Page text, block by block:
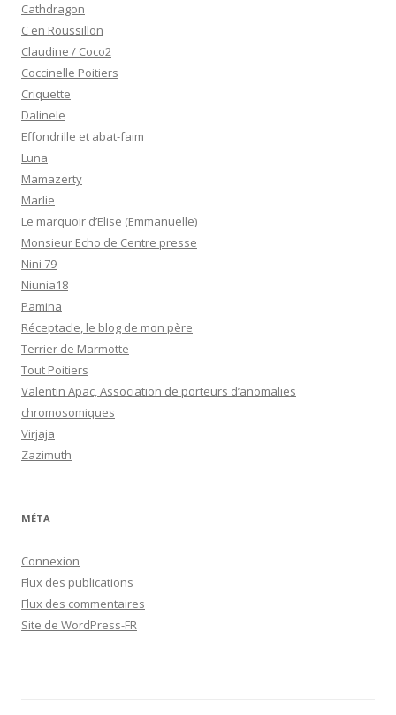
Cathdragon
C en Roussillon
Claudine / Coco2
Coccinelle Poitiers
Criquette
Dalinele
Effondrille et abat-faim
Luna
Mamazerty
Marlie
Le marquoir d’Elise (Emmanuelle)
Monsieur Echo de Centre presse
Nini 79
Niunia18
Pamina
Réceptacle, le blog de mon père
Terrier de Marmotte
Tout Poitiers
Valentin Apac, Association de porteurs d’anomalies
chromosomiques
Virjaja
Zazimuth
MÉTA
Connexion
Flux des publications
Flux des commentaires
Site de WordPress-FR